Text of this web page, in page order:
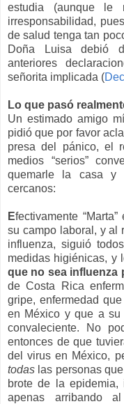
estudia (aunque le
irresponsabilidad,
de salud tenga tan
Doña Luisa debió
anteriores
señorita implicada (
Lo que pasó
Un estimado amigo
pidió que por favor
presa del pánico, el
medios “serios”
quemarle la casa y
cercanos:
Efectivamente
su campo laboral, y al
influenza, siguió
medidas higiénicas, y
que no sea influenza
de Costa Rica
gripe, enfermedad
en México y que a su
convaleciente. No
entonces de que
del virus en México,
todas las personas
brote de la
apenas arribando